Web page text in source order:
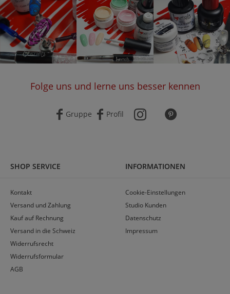
Folge uns und lerne uns besser kennen
Gruppe Profil
SHOP SERVICE
Kontakt
Versand und Zahlung
Kauf auf Rechnung
Versand in die Schweiz
Widerrufsrecht
Widerrufsformular
AGB
INFORMATIONEN
Cookie-Einstellungen
Studio Kunden
Datenschutz
Impressum